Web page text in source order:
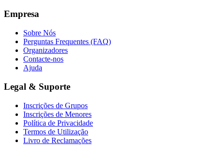
Empresa
Sobre Nós
Perguntas Frequentes (FAQ)
Organizadores
Contacte-nos
Ajuda
Legal & Suporte
Inscrições de Grupos
Inscrições de Menores
Política de Privacidade
Termos de Utilização
Livro de Reclamações